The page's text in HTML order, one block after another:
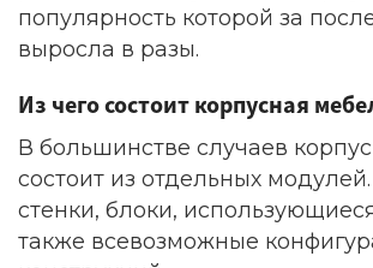
популярность которой за
выросла в разы.
Из чего состоит корпусная
В большинстве случаев
состоит из отдельных
стенки, блоки,
также всевозможные